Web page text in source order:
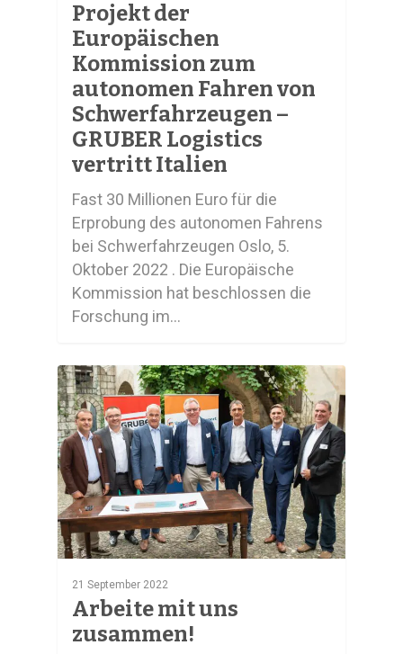
Projekt der
Europäischen
Kommission zum
autonomen Fahren von
Schwerfahrzeugen –
GRUBER Logistics
vertritt Italien
Fast 30 Millionen Euro für die
Erprobung des autonomen Fahrens
bei Schwerfahrzeugen Oslo, 5.
Oktober 2022 . Die Europäische
Kommission hat beschlossen die
Forschung im…
21 September 2022
Arbeite mit uns
zusammen!
0